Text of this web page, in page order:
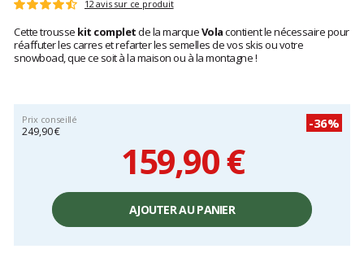
Les
clients
Note
4.9
sur
12 avis sur ce produit
Cette trousse kit completde la marqueVolacontient le nécessaire pour
réaffuter les carres et refarter les semelles de vos skis ou votre
snowboad, que ce soit à la maison ou à la montagne !
Prix conseillé
249,90 €
-36%
159,90 €
unitaire,
AJOUTER AU PANIER